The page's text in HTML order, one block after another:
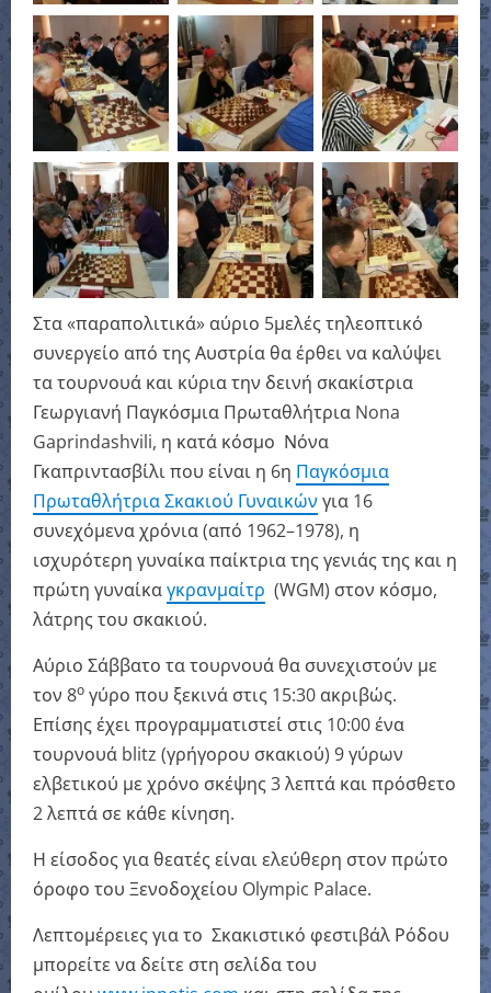
Στα «παραπολιτικά» αύριο 5μελές τηλεοπτικό
συνεργείο από της Αυστρία θα έρθει να καλύψει
τα τουρνουά και κύρια την δεινή σκακίστρια
Γεωργιανή Παγκόσμια Πρωταθλήτρια Nona
Gaprindashvili, η κατά κόσμο Νόνα
Γκαπριντασβίλι που είναι η 6η Παγκόσμια
Πρωταθλήτρια Σκακιού Γυναικών για 16
συνεχόμενα χρόνια (από 1962–1978), η
ισχυρότερη γυναίκα παίκτρια της γενιάς της και η
πρώτη γυναίκαγκρανμαίτρ (WGM) στον κόσμο,
λάτρης του σκακιού.
Αύριο Σάββατο τα τουρνουά θα συνεχιστούν με
τον 8ο γύρο που ξεκινά στις 15:30 ακριβώς.
Επίσης έχει προγραμματιστεί στις 10:00 ένα
τουρνουά blitz (γρήγορου σκακιού) 9 γύρων
ελβετικού με χρόνο σκέψης 3 λεπτά και πρόσθετο
2 λεπτά σε κάθε κίνηση.
Η είσοδος για θεατές είναι ελεύθερη στον πρώτο
όροφο του Ξενοδοχείου Olympic Palace.
Λεπτομέρειες για το Σκακιστικό φεστιβάλ Ρόδου
μπορείτε να δείτε στη σελίδα του